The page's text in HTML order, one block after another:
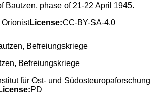
Bautzen, phase of 21-22 April 1945.
OrionistLicense:CC-BY-SA-4.0
Befreiungskriege
für Ost- und Südosteuropaforschung
PD